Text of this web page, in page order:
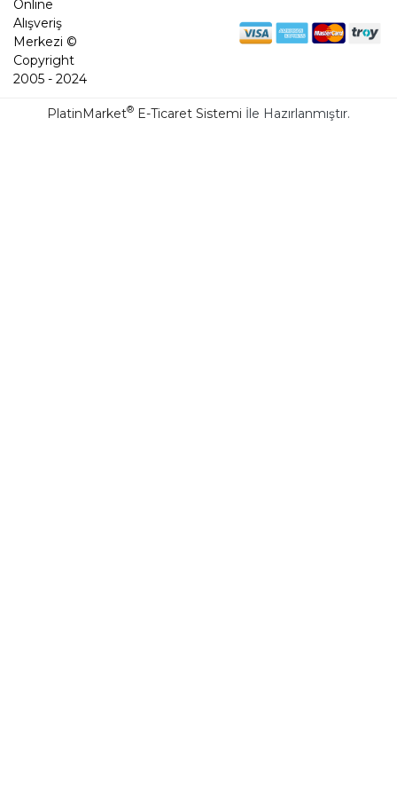
Online
Alışveriş
Merkezi ©
Copyright
2005 - 2024
PlatinMarket® E-Ticaret Sistemi İle Hazırlanmıştır.